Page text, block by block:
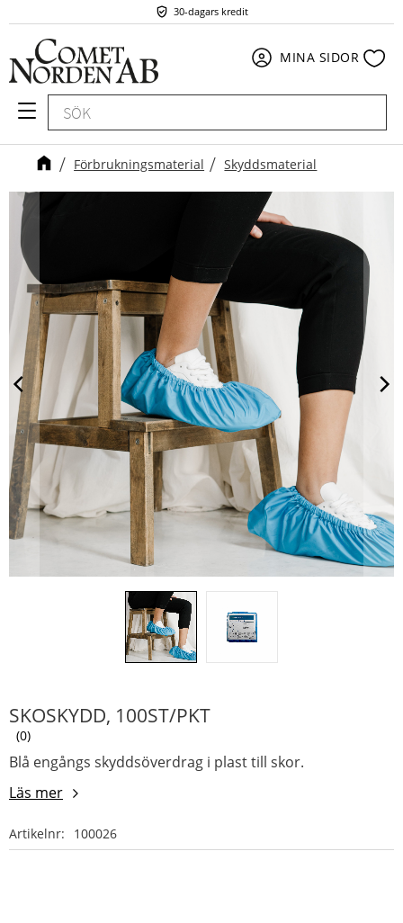
Meny
30-dagars kredit
MINA SIDOR
Förbrukningsmaterial Skyddsmaterial
SKOSKYDD, 100ST/PKT
0
Blå engångs skyddsöverdrag i plast till skor.
Läs mer
Artikelnr 100026